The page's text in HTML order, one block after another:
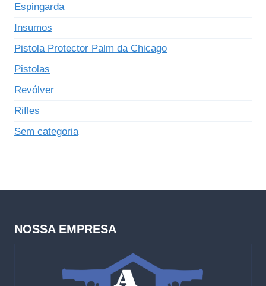
Espingarda
Insumos
Pistola Protector Palm da Chicago
Pistolas
Revólver
Rifles
Sem categoria
NOSSA EMPRESA